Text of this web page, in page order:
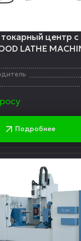
центр с
LATHE
Подробнее